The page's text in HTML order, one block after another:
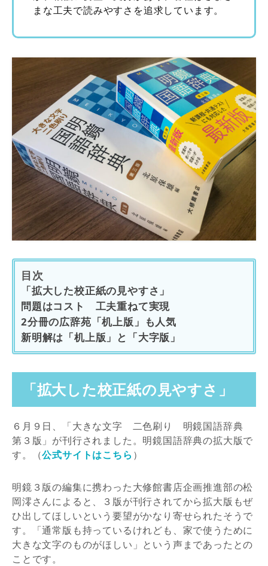
まな工夫で読みやすさを追求しています。
目次
「拡大した校正紙の見やすさ」
問題はコスト 工夫重ねて実現
2分冊の広辞苑「机上版」も人気
新明解は「机上版」と「大字版」
「拡大した校正紙の見やすさ」
６月９日、「大きな文字 二色刷り 明鏡国語辞典
第３版」が刊行されました。明鏡国語辞典の拡大版で
す。（公式サイトはこちら ）
明鏡３版の編集に携わった大修館書店企画推進部の松
岡澪さんによると、３版が刊行されてから拡大版もぜ
ひ出してほしいという要望がかなり寄せられたそうで
す。「通常版も持っているけれども、家で使うために
大きな文字のものがほしい」という声まであったとの
ことです。